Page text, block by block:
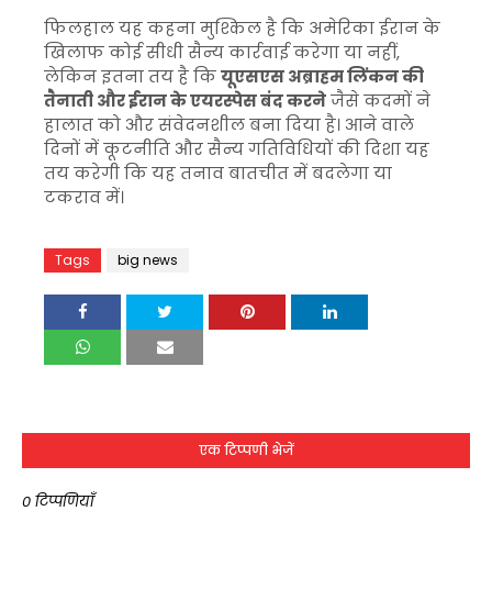
फिलहाल यह कहना मुश्किल है कि अमेरिका ईरान के
खिलाफ कोई सीधी सैन्य कार्रवाई करेगा या नहीं,
लेकिन इतना तय है कियूएसएस अब्राहम लिंकन की
तैनाती और ईरान के एयरस्पेस बंद करनेजैसे कदमों ने
हालात को और संवेदनशील बना दिया है। आने वाले
दिनों में कूटनीति और सैन्य गतिविधियों की दिशा यह
तय करेगी कि यह तनाव बातचीत में बदलेगा या
टकराव में।
Tags big news
एक टिप्पणी भेजें
0 टिप्पणियाँ